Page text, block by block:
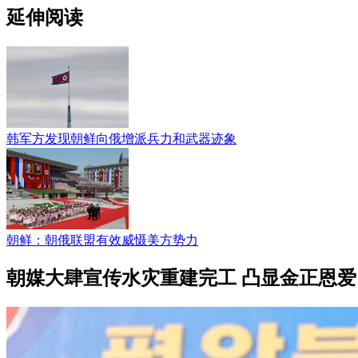
延伸阅读
韩军方发现朝鲜向俄增派兵力和武器迹象
朝鲜：朝俄联盟有效威慑美方势力
朝媒大肆宣传水灾重建完工 凸显金正恩